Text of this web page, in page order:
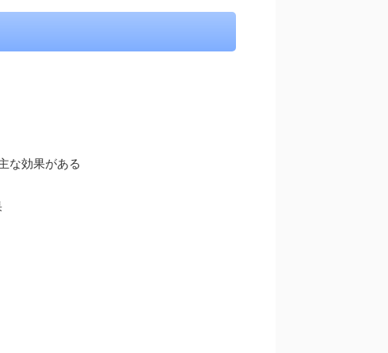
な効果がある